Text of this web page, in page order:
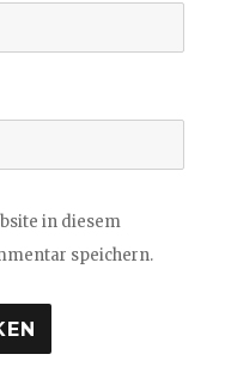
in diesem
speichern.